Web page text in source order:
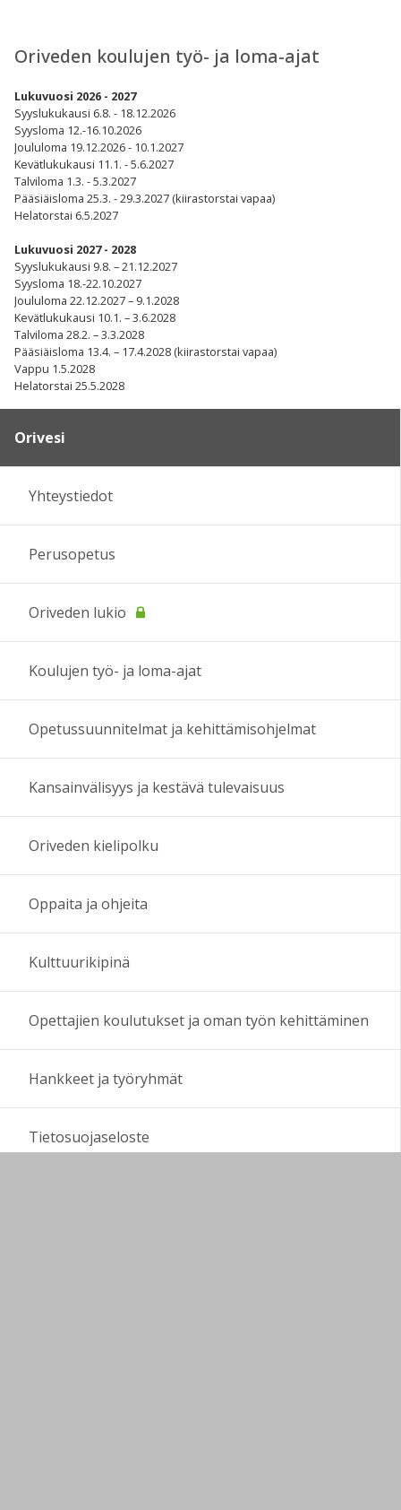
Oriveden koulujen työ- ja loma-ajat
Lukuvuosi 2026 - 2027
Syyslukukausi 6.8. - 18.12.2026
Syysloma 12.-16.10.2026
Joululoma 19.12.2026 - 10.1.2027
Kevätlukukausi 11.1. - 5.6.2027
Talviloma 1.3. - 5.3.2027
Pääsiäisloma 25.3. - 29.3.2027 (kiirastorstai vapaa)
Helatorstai 6.5.2027
Lukuvuosi 2027 - 2028
Syyslukukausi 9.8. – 21.12.2027
Syysloma 18.-22.10.2027
Joululoma 22.12.2027 – 9.1.2028
Kevätlukukausi 10.1. – 3.6.2028
Talviloma 28.2. – 3.3.2028
Pääsiäisloma 13.4. – 17.4.2028 (kiirastorstai vapaa)
Vappu 1.5.2028
Helatorstai 25.5.2028
Orivesi
Yhteystiedot
Perusopetus
Oriveden lukio
Koulujen työ- ja loma-ajat
Opetussuunnitelmat ja kehittämisohjelmat
Kansainvälisyys ja kestävä tulevaisuus
Oriveden kielipolku
Oppaita ja ohjeita
Kulttuurikipinä
Opettajien koulutukset ja oman työn kehittäminen
Hankkeet ja työryhmät
Tietosuojaseloste